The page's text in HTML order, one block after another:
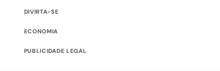
DIVIRTA-SE
ECONOMIA
PUBLICIDADE LEGAL